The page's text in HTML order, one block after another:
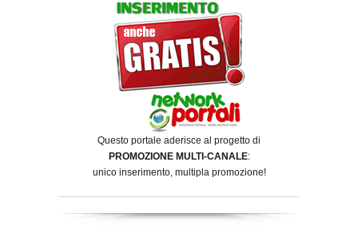
Questo portale aderisce al progetto di
PROMOZIONE MULTI-CANALE:
unico inserimento, multipla promozione!